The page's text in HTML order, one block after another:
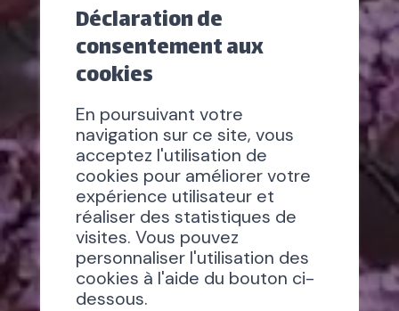
Déclaration de
consentement aux
cookies
En poursuivant votre
navigation sur ce site, vous
acceptez l'utilisation de
cookies pour améliorer votre
expérience utilisateur et
réaliser des statistiques de
visites. Vous pouvez
personnaliser l'utilisation des
cookies à l'aide du bouton ci-
dessous.